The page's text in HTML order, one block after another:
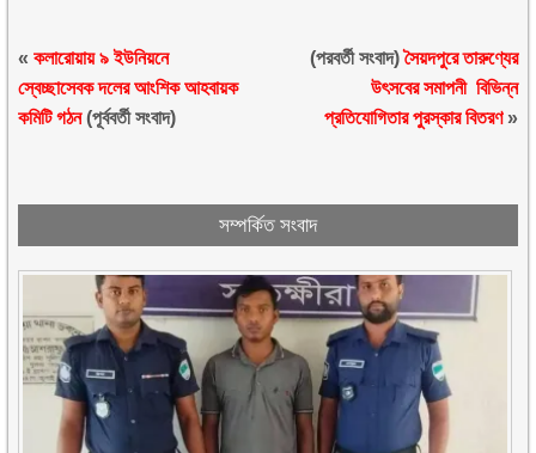
«কলারোয়ায় ৯ ইউনিয়নে
স্বেচ্ছাসেবক দলের আংশিক আহবায়ক
কমিটি গঠন(পূর্ববর্তী সংবাদ)
(পরবর্তী সংবাদ)সৈয়দপুরে তারুণ্যের
উৎসবের সমাপনী বিভিন্ন
প্রতিযোগিতার পুরস্কার বিতরণ»
সম্পর্কিত সংবাদ